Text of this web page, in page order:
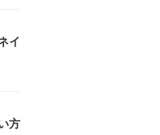
イ
方